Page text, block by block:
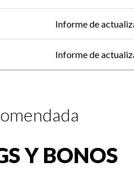
Informe de
Informe de
Y BONOS